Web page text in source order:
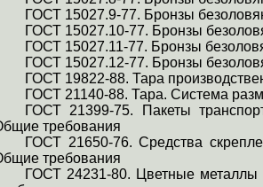
ГОСТ 15027.9-77. Бронзы
ГОСТ 15027.10-77. Бронзы
ГОСТ 15027.11-77. Бронзы
ГОСТ 15027.12-77. Бронзы
ГОСТ 19822-88. Тара
ГОСТ 21140-88. Тара. Система
ГОСТ 21399-75. Пакеты
требования
ГОСТ 21650-76. Средства
требования
ГОСТ 24231-80. Цветные металлы